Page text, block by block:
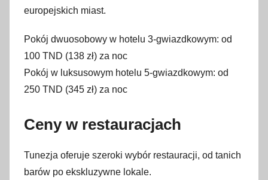
europejskich miast.
Pokój dwuosobowy w hotelu 3-gwiazdkowym: od
100 TND (138 zł) za noc
Pokój w luksusowym hotelu 5-gwiazdkowym: od
250 TND (345 zł) za noc
Ceny w restauracjach
Tunezja oferuje szeroki wybór restauracji, od tanich
barów po ekskluzywne lokale.